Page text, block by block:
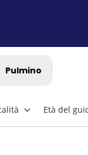
Pulmino
Età del